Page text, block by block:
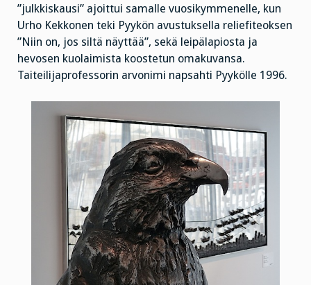
”julkkiskausi” ajoittui samalle vuosikymmenelle, kun
Urho Kekkonen teki Pyykön avustuksella reliefiteoksen
”Niin on, jos siltä näyttää”, sekä leipälapiosta ja
hevosen kuolaimista koostetun omakuvansa.
Taiteilijaprofessorin arvonimi napsahti Pyykölle 1996.